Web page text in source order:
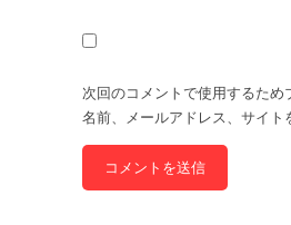
次回のコメントで使用するため
名前、メールアドレス、サイト